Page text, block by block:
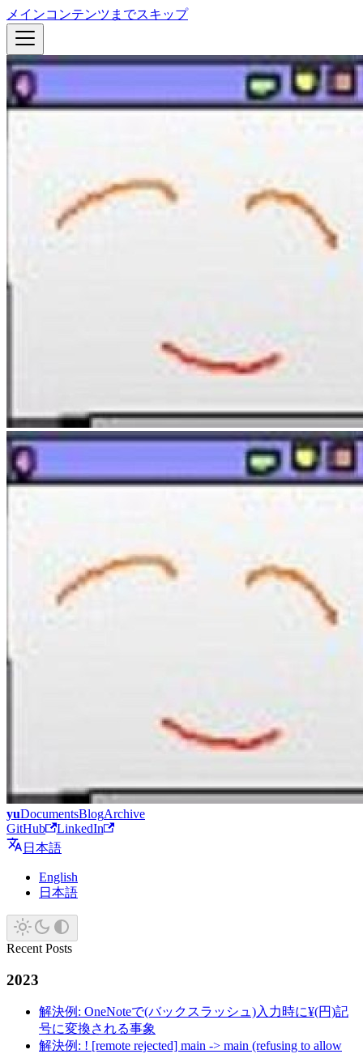
メインコンテンツまでスキップ
yuDocumentsBlogArchive
GitHub
LinkedIn
日本語
English
日本語
Recent Posts
2023
解決例: OneNoteで(バックスラッシュ)入力時に¥(円)記
号に変換される事象
解決例: ! [remote rejected] main -> main (refusing to allow